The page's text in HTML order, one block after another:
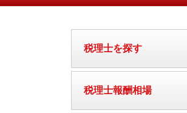
税理士を探す
税理士報酬相場